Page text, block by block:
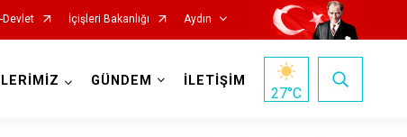
Devlet İçişleri Bakanlığı Aydın
GÜNDEM İLETİŞİM
27°C